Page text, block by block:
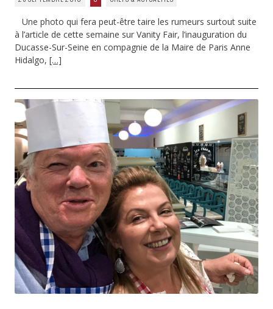
Une photo qui fera peut-être taire les rumeurs surtout suite
à l’article de cette semaine sur Vanity Fair, l’inauguration du
Ducasse-Sur-Seine en compagnie de la Maire de Paris Anne
Hidalgo, […]